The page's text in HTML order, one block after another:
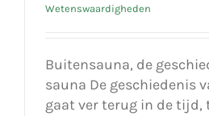
Wetenswaardigheden
Buitensauna, de
sauna De geschiedenis
gaat ver terug in de tijd,